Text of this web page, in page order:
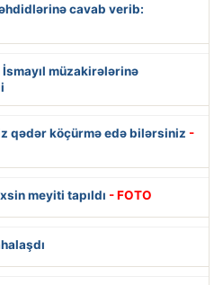
cavab verib:
müzakirələrinə
qədər köçürmə edə bilərsiniz -
meyiti tapıldı - FOTO